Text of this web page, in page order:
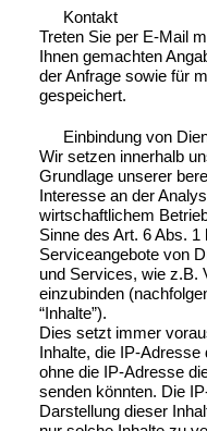
Kontakt
Treten Sie per E-Mail
Ihnen gemachten
der Anfrage sowie für
gespeichert.
Einbindung von
Wir setzen innerhalb
Grundlage unserer
Interesse an der
wirtschaftlichem
Sinne des Art. 6 Abs.
Serviceangebote von
und Services, wie z.B.
einzubinden
“Inhalte”).
Dies setzt immer
Inhalte, die IP-
ohne die IP-Adresse
senden könnten. Die
Darstellung dieser